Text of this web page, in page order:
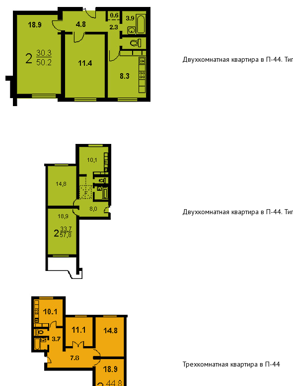
Двухкомнатная квартира в П-44.
Двухкомнатная квартира в П-44.
Трехкомнатная квартира в П-44